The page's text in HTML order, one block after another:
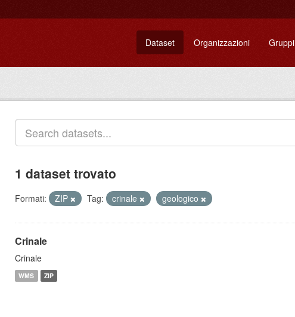
Dataset Organizzazioni Gruppi
1 dataset trovato
Formati: ZIP Tag: crinale geologico
Crinale
Crinale
WMS ZIP